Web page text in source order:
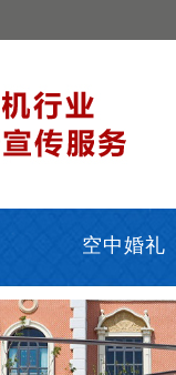
空中婚礼